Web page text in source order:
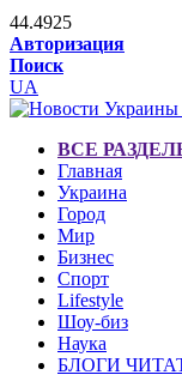
44.4925
Авторизация
Поиск
UA
ВСЕ
Главная
Украина
Город
Мир
Бизнес
Спорт
Lifestyle
Шоу-биз
Наука
БЛОГИ